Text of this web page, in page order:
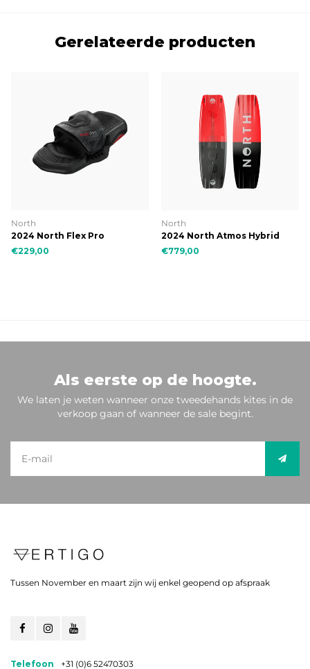
Gerelateerde producten
North
2024 North Flex Pro
€229,00
North
2024 North Atmos Hybrid
€779,00
Als eerste op de hoogte.
We laten je weten wanneer onze tweedehands kites in de
verkoop gaan of wanneer de sale begint.
Tussen November en maart zijn wij enkel geopend op afspraak
Telefoon +31 (0)6 52470303